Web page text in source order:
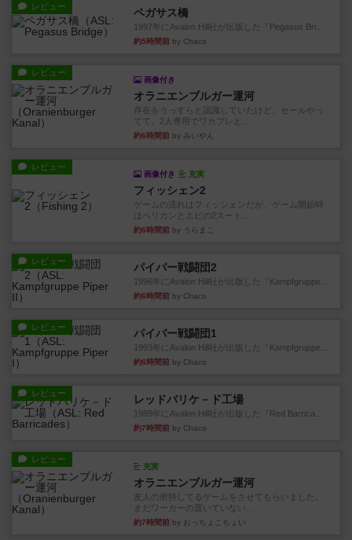
レビュー ペガサス橋
1997年にAvalon Hill社が出版した『Pegasus Bri...
約5時間前 by Chaco
レビュー
画像付き
オラニエンブルガー運河
存在をうっすらと認識していたけど、セールやっ
てて、2人専用でワカプレと...
約6時間前 by みいやん
レビュー
画像付き 充実
フィッシェン2
ゲームの流れはフィッシェンだが、ゲーム開始時
はペリカンとエビの2スート...
約6時間前 by うらまこ
レビュー パイパー戦闘団2
1996年にAvalon Hill社が出版した『Kampfgruppe...
約6時間前 by Chaco
レビュー パイパー戦闘団1
1993年にAvalon Hill社が出版した『Kampfgruppe...
約6時間前 by Chaco
レビュー レッドバリケ－ド工場
1989年にAvalon Hill社が出版した『Red Barrica...
約7時間前 by Chaco
レビュー
充実
オラニエンブルガー運河
友人の所持してるゲームをさせてもらいました。
まだワーカーの置いていない...
約7時間前 by おっちょこちょい